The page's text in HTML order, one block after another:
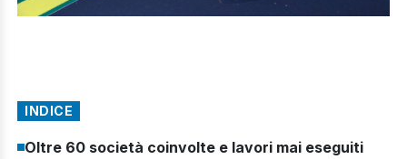
INDICE
Oltre 60 società coinvolte e lavori mai eseguiti